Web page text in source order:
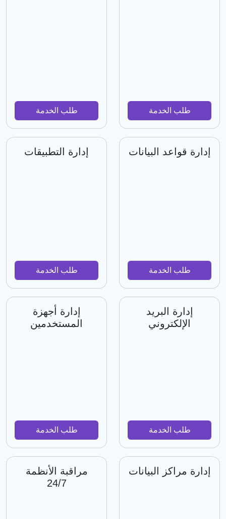
طلب الخدمة طلب الخدمة
إدارة قواعد البيانات
طلب الخدمة
إدارة التطبيقات
طلب الخدمة
إدارة البريد
الإلكتروني
طلب الخدمة
إدارة أجهزة
المستخدمين
طلب الخدمة
إدارة مراكز البيانات
مراقبة الأنظمة
24/7